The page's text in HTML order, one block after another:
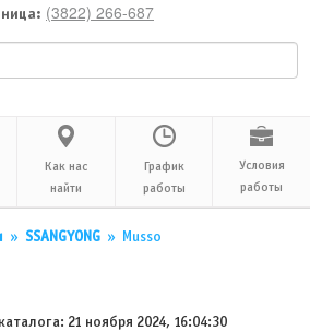
(3822) 266-687
Как нас
найти
График
работы
Условия
работы
» SSANGYONG » Musso
21 ноября 2024, 16:04:30